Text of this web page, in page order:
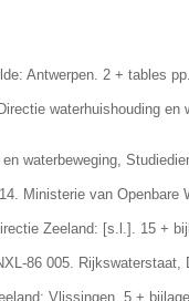
Antwerpen. 2 + tables
waterhuishouding
waterbeweging,
14. Ministerie van
Zeeland: [s.l.]. 15 +
86 005.
Vlissingen. 5 +